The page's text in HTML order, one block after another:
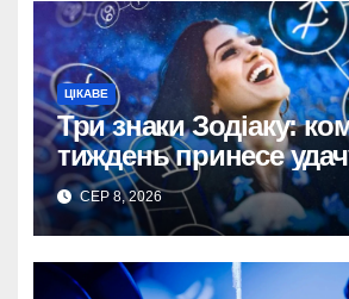
ЦІКАВЕ
Три знаки Зодіаку:
тиждень принесе
СЕР 8, 2026